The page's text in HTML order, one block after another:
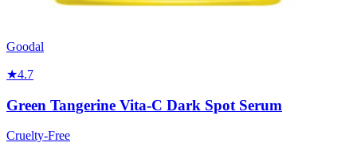
Goodal
★4.7
Green Tangerine Vita-C Dark Spot Serum
Cruelty-Free